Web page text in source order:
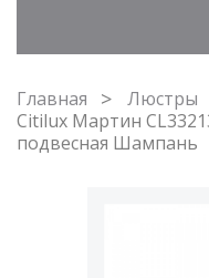
Главная
Люстры
Citilux Мартин
подвесная Шампань